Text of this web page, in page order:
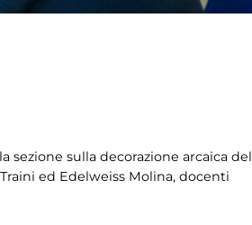
sulla decorazione arcaica del
ed Edelweiss Molina, docenti